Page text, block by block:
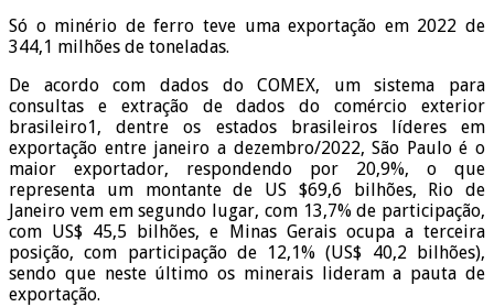
Só o minério de ferro teve uma exportação em 2022 de
344,1 milhões de toneladas.
De acordo com dados do COMEX, um sistema para
consultas e extração de dados do comércio exterior
brasileiro1, dentre os estados brasileiros líderes em
exportação entre janeiro a dezembro/2022, São Paulo é o
maior exportador, respondendo por 20,9%, o que
representa um montante de US $69,6 bilhões, Rio de
Janeiro vem em segundo lugar, com 13,7% de participação,
com US$ 45,5 bilhões, e Minas Gerais ocupa a terceira
posição, com participação de 12,1% (US$ 40,2 bilhões),
sendo que neste último os minerais lideram a pauta de
exportação.